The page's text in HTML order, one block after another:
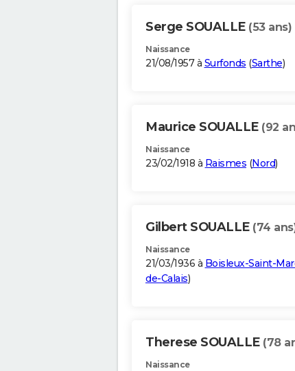
Serge SOUALLE (53 ans)
Naissance
21/08/1957 à Surfonds (Sarthe)
Maurice SOUALLE (92
Naissance
23/02/1918 à Raismes (Nord)
Gilbert SOUALLE (74
Naissance
21/03/1936 à Boisleux-Saint-
de-Calais)
Therese SOUALLE (78
Naissance